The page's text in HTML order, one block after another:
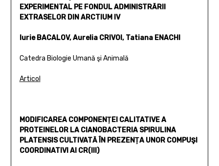
EXPERIMENTAL PE FONDUL ADMINISTRĂRII
EXTRASELOR DIN ARCTIUM IV
Iurie BACALOV, Aurelia CRIVOI, Tatiana ENACHI
Catedra Biologie Umană şi Animală
Articol
MODIFICAREA COMPONENŢEI CALITATIVE A
PROTEINELOR LA CIANOBACTERIA SPIRULINA
PLATENSIS CULTIVATĂ ÎN PREZENŢA UNOR COMPUŞI
COORDINATIVI AI CR(III)